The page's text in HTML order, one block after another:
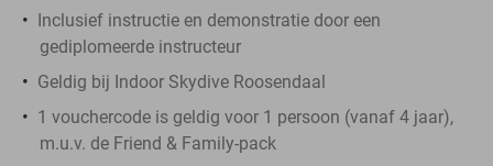
Inclusief instructie en demonstratie door een
gediplomeerde instructeur
Geldig bij Indoor Skydive Roosendaal
1 vouchercode is geldig voor 1 persoon (vanaf 4 jaar),
m.u.v. de Friend & Family-pack